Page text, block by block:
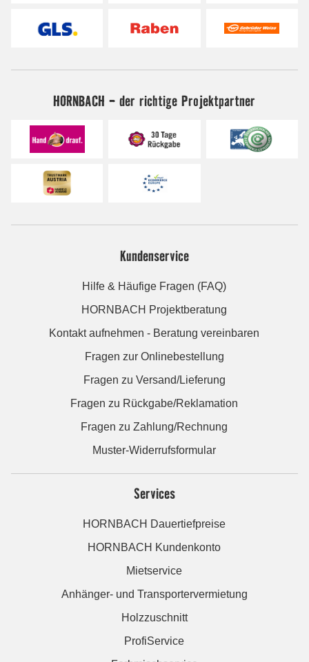
HORNBACH - der richtige Projektpartner
Kundenservice
Hilfe & Häufige Fragen (FAQ)
HORNBACH Projektberatung
Kontakt aufnehmen - Beratung vereinbaren
Fragen zur Onlinebestellung
Fragen zu Versand/Lieferung
Fragen zu Rückgabe/Reklamation
Fragen zu Zahlung/Rechnung
Muster-Widerrufsformular
Services
HORNBACH Dauertiefpreise
HORNBACH Kundenkonto
Mietservice
Anhänger- und Transportervermietung
Holzzuschnitt
ProfiService